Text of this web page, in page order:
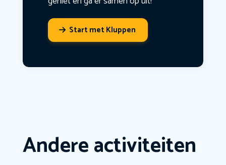
Start met Kluppen
Andere activiteiten